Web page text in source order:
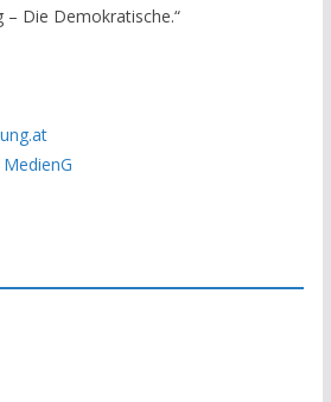
– Die Demokratische.“